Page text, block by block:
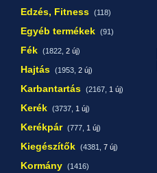
Edzés, Fitness (118)
Egyéb termékek (91)
Fék (1822, 2 új)
Hajtás (1953, 2 új)
Karbantartás (2167, 1 új)
Kerék (3737, 1 új)
Kerékpár (777, 1 új)
Kiegészítők (4381, 7 új)
Kormány (1416)